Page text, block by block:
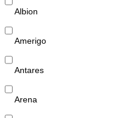
Albion
Amerigo
Antares
Arena